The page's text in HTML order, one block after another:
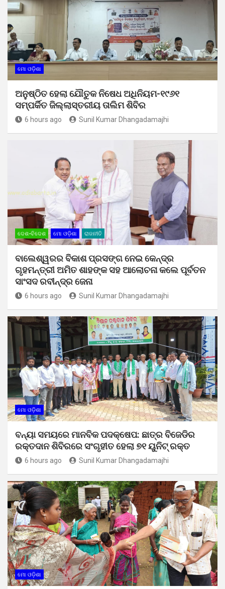
ମୋ ଓଡ଼ିଶା
ଅନୁଷ୍ଠିତ ହେଲା ଯୌତୁକ ନିଷେଧ ଅଧିନିୟମ-୧୯୬୧
ସମ୍ପର୍କିତ ଜିଲ୍ଲାସ୍ତରୀୟ ତାଲିମ ଶିବିର
6 hours ago Sunil Kumar Dhangadamajhi
ଦେଶ-ବିଦେଶ ମୋ ଓଡ଼ିଶା ରାଜନୀତି
ବାଲେଶ୍ୱରର ବିକାଶ ପ୍ରସଙ୍ଗ ନେଇ କେନ୍ଦ୍ର
ଗୃହମନ୍ତ୍ରୀ ଅମିତ ଶାହଙ୍କ ସହ ଆଲୋଚନା କଲେ ପୂର୍ବତନ
ସାଂସଦ ରବୀନ୍ଦ୍ର ଜେନା
6 hours ago Sunil Kumar Dhangadamajhi
ମୋ ଓଡ଼ିଶା
ବନ୍ୟା ସମୟରେ ମାନବିକ ପଦକ୍ଷେପ: ଛାତ୍ର ବିଜେଡିର
ରକ୍ତଦାନ ଶିବିରରେ ସଂଗୃହୀତ ହେଲା ୭୧ ୟୁନିଟ୍ ରକ୍ତ
6 hours ago Sunil Kumar Dhangadamajhi
ମୋ ଓଡ଼ିଶା